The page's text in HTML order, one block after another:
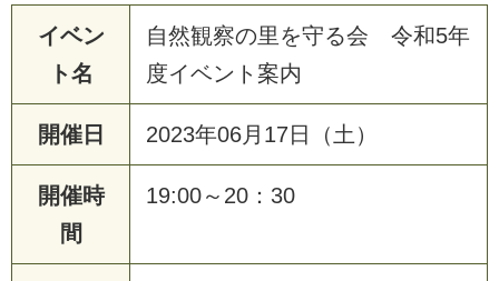
イベン
ト名
自然観察の里を守る会 令和5年
度イベント案内
開催日 2023年06月17日（土）
開催時
間
19:00～20：30